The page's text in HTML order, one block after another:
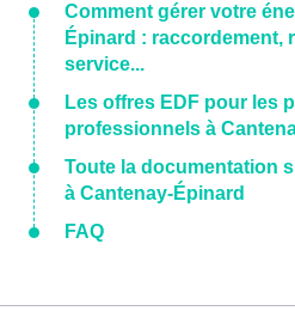
Comment gérer votre
Épinard : raccordement,
service...
Les offres EDF pour les
professionnels à
Toute la documentation
à Cantenay-Épinard
FAQ